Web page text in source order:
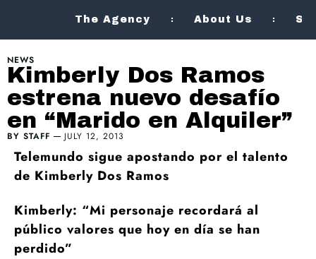
The Agency About Us
NEWS
Kimberly Dos Ramos
estrena nuevo desafío
en “Marido en Alquiler”
BY STAFF JULY 12, 2013
Telemundo sigue apostando por el talento
de Kimberly Dos Ramos
Kimberly: “Mi personaje recordará al
público valores que hoy en día se han
perdido”